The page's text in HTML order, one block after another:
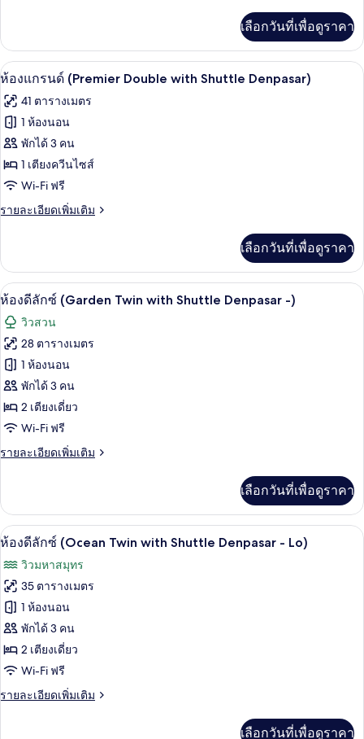
Denpasar
-
Lovina)
เกี่ยว
กับ
ห้อง
(Double
with
Shuttle
Denpasar
-
Lovina)
เลือกวันที่เพื่อดูราคา
เปิด
ภาพถ่าย
ทั้งหมด
ของ
ห้อง
แก
รนด์
with
Shuttle
Denpasar)
มินิบาร์, ตู้นิรภัยในห้องพัก, โต๊ะทำงาน,
7
ห้องแกรนด์ (Premier Double with Shuttle Denpasar)
41 ตารางเมตร
1 ห้องนอน
พักได้ 3 คน
1 เตียงควีนไซส์
Wi-Fi ฟรี
รายละเอียดเพิ่มเติม
ราย
เกี่ยว
กับ
ห้อง
แก
รนด์
(Premier
Double
with
Shuttle
Denpasar)
เลือกวันที่เพื่อดูราคา
เปิด
ภาพถ่าย
ทั้งหมด
ของ
ห้อง
ดี
ลัก
ซ์
with
Shuttle
Denpasar
-)
มินิบาร์, ตู้นิรภัยในห้องพัก, โต๊ะทำงาน,
8
ห้องดีลักซ์ (Garden Twin with Shuttle Denpasar -)
วิวสวน
28 ตารางเมตร
1 ห้องนอน
พักได้ 3 คน
2 เตียงเดี่ยว
Wi-Fi ฟรี
รายละเอียดเพิ่มเติม
ราย
เกี่ยว
กับ
ห้อง
ลัก
ซ์
(Garden
Twin
with
Shuttle
Denpasar
-)
เลือกวันที่เพื่อดูราคา
เปิด
ภาพถ่าย
ทั้งหมด
ของ
ห้อง
ดี
ลัก
ซ์
มินิบาร์, ตู้นิรภัยในห้องพัก, โต๊ะทำงาน,
7
ห้องดีลักซ์ (Ocean Twin with Shuttle Denpasar - Lo)
วิวมหาสมุทร
35 ตารางเมตร
1 ห้องนอน
พักได้ 3 คน
2 เตียงเดี่ยว
Wi-Fi ฟรี
รายละเอียดเพิ่มเติม
ราย
เลือกวันที่เพื่อดูราคา